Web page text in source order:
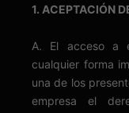
1. ACEPTACIÓN
A. El acceso a
cualquier forma
una de los
empresa el